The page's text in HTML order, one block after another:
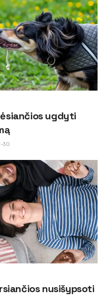
ugdyti
30
nusišypsoti